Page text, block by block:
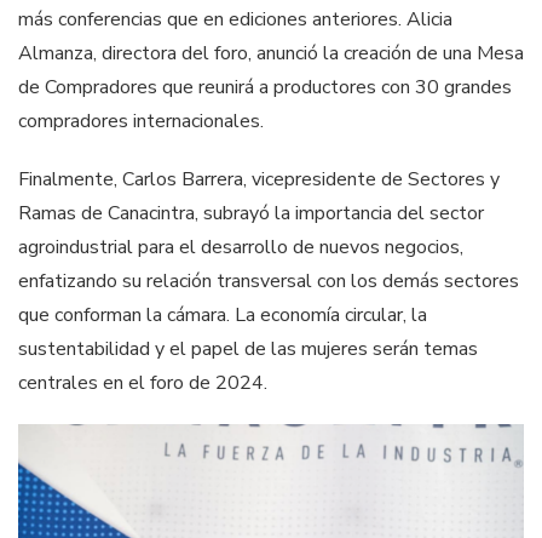
más conferencias que en ediciones anteriores. Alicia
Almanza, directora del foro, anunció la creación de una Mesa
de Compradores que reunirá a productores con 30 grandes
compradores internacionales.
Finalmente, Carlos Barrera, vicepresidente de Sectores y
Ramas de Canacintra, subrayó la importancia del sector
agroindustrial para el desarrollo de nuevos negocios,
enfatizando su relación transversal con los demás sectores
que conforman la cámara. La economía circular, la
sustentabilidad y el papel de las mujeres serán temas
centrales en el foro de 2024.